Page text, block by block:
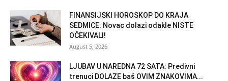
FINANSIJSKI HOROSKOP DO KRAJA
SEDMICE: Novac dolazi odakle NISTE
OČEKIVALI!
August 5, 2026
LJUBAV U NAREDNA 72 SATA: Predivni
trenuci DOLAZE baš OVIM ZNAKOVIMA...